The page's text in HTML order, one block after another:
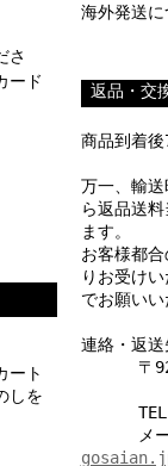
さ
ード
海外発送に
返品・交
商品到着後
万一、輸
ら返品送
ます。
お客様都
りお受け
でお願いい
連絡・返送
〒
メ
ート
しを